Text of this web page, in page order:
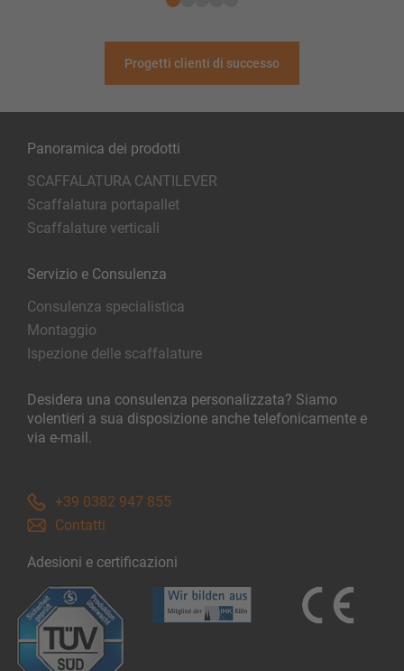
Progetti clienti di successo
Panoramica dei prodotti
SCAFFALATURA CANTILEVER
Scaffalatura portapallet
Scaffalature verticali
Servizio e Consulenza
Consulenza specialistica
Montaggio
Ispezione delle scaffalature
Desidera una consulenza personalizzata? Siamo
volentieri a sua disposizione anche telefonicamente e
via e-mail.
+39 0382 947 855
Contatti
Adesioni e certificazioni